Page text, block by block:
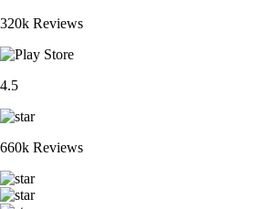
320k Reviews
4.5
660k Reviews